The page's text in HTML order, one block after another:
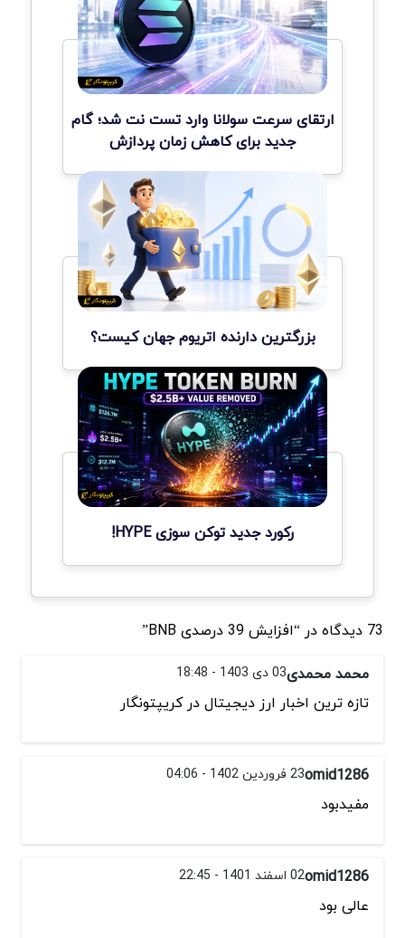
ارتقای سرعت سولانا وارد تست نت شد؛ گام
جدید برای کاهش زمان پردازش
بزرگترین دارنده اتریوم جهان کیست؟
رکورد جدید توکن سوزی HYPE!
73 دیدگاه در “افزایش 39 درصدی BNB”
محمد محمدی03 دی 1403 - 18:48
تازه ترین اخبار ارز دیجیتال در کریپتونگار
omid128623 فروردین 1402 - 04:06
مفیدبود
omid128602 اسفند 1401 - 22:45
عالی بود